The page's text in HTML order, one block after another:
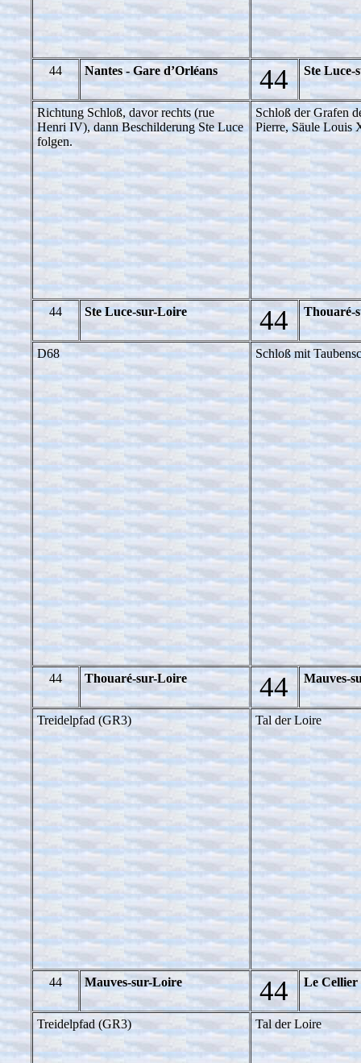
44 Nantes - Gare d’Orléans 44 Ste Luce-
Richtung Schloß, davor rechts (rue
Henri IV), dann Beschilderung Ste Luce
folgen.
Schloß der Grafen
Pierre, Säule Louis
44 Ste Luce-sur-Loire 44 Thouaré-
D68 Schloß mit
44 Thouaré-sur-Loire 44 Mauves-
Treidelpfad (GR3) Tal der Loire
44 Mauves-sur-Loire 44 Le Cellier
Treidelpfad (GR3) Tal der Loire